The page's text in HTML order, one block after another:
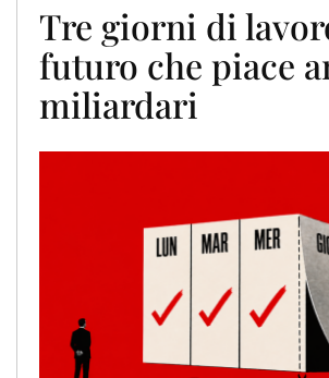
Tre giorni di
futuro che piace
miliardari